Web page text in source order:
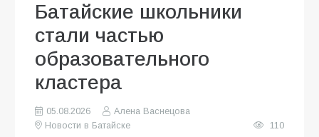
Батайские школьники
стали частью
образовательного
кластера
05.08.2026
Алена Васнецова
Новости в Батайске
110